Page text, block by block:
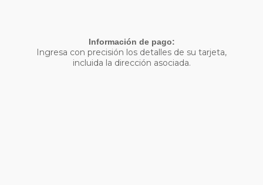
Información de pago:
Ingresa con precisión los detalles de su tarjeta,
incluida la dirección asociada.